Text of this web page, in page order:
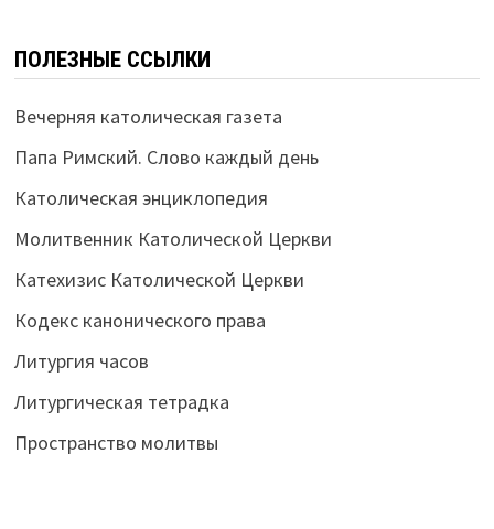
ПОЛЕЗНЫЕ ССЫЛКИ
Вечерняя католическая газета
Папа Римский. Слово каждый день
Католическая энциклопедия
Молитвенник Католической Церкви
Катехизис Католической Церкви
Кодекс канонического права
Литургия часов
Литургическая тетрадка
Пространство молитвы